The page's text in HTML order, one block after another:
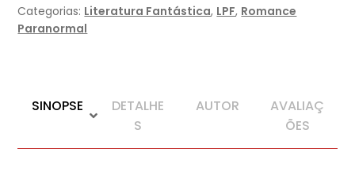
Categorias: Literatura Fantástica, LPF, Romance
Paranormal
SINOPSE
DETALHE
S
AUTOR
AVALIAÇ
ÕES